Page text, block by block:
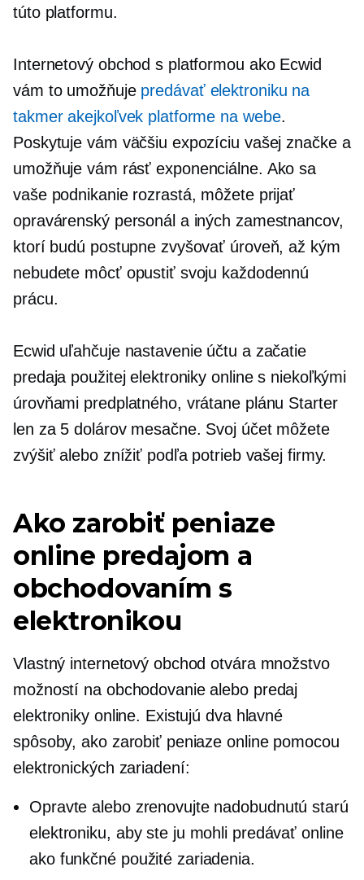
túto platformu.
Internetový obchod s platformou ako Ecwid
vám to umožňuje predávať elektroniku na
takmer akejkoľvek platforme na webe.
Poskytuje vám väčšiu expozíciu vašej značke a
umožňuje vám rásť exponenciálne. Ako sa
vaše podnikanie rozrastá, môžete prijať
opravárenský personál a iných zamestnancov,
ktorí budú postupne zvyšovať úroveň, až kým
nebudete môcť opustiť svoju každodennú
prácu.
Ecwid uľahčuje nastavenie účtu a začatie
predaja použitej elektroniky online s niekoľkými
úrovňami predplatného, ​​vrátane plánu Starter
len za 5 dolárov mesačne. Svoj účet môžete
zvýšiť alebo znížiť podľa potrieb vašej firmy.
Ako zarobiť peniaze
online predajom a
obchodovaním s
elektronikou
Vlastný internetový obchod otvára množstvo
možností na obchodovanie alebo predaj
elektroniky online. Existujú dva hlavné
spôsoby, ako zarobiť peniaze online pomocou
elektronických zariadení:
Opravte alebo zrenovujte nadobudnutú starú
elektroniku, aby ste ju mohli predávať online
ako funkčné použité zariadenia.